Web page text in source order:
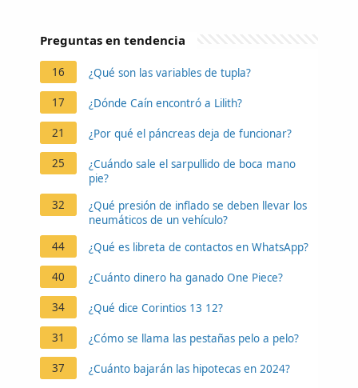
Preguntas en tendencia
16 ¿Qué son las variables de tupla?
17 ¿Dónde Caín encontró a Lilith?
21 ¿Por qué el páncreas deja de funcionar?
25
¿Cuándo sale el sarpullido de boca mano
pie?
32
¿Qué presión de inflado se deben llevar los
neumáticos de un vehículo?
44
¿Qué es libreta de contactos en WhatsApp?
40 ¿Cuánto dinero ha ganado One Piece?
34 ¿Qué dice Corintios 13 12?
31 ¿Cómo se llama las pestañas pelo a pelo?
37 ¿Cuánto bajarán las hipotecas en 2024?